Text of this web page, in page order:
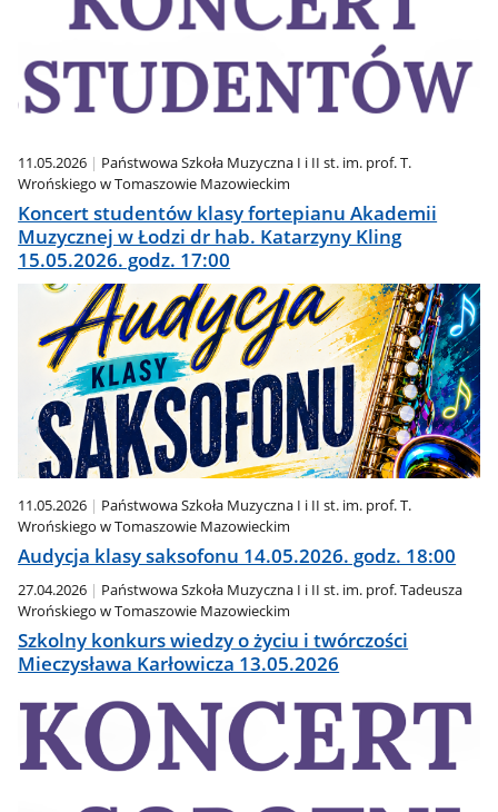
11.05.2026
Państwowa Szkoła Muzyczna I i II st. im. prof. T.
Wrońskiego w Tomaszowie Mazowieckim
Koncert studentów klasy fortepianu Akademii
Muzycznej w Łodzi dr hab. Katarzyny Kling
15.05.2026. godz. 17:00
11.05.2026
Państwowa Szkoła Muzyczna I i II st. im. prof. T.
Wrońskiego w Tomaszowie Mazowieckim
Audycja klasy saksofonu 14.05.2026. godz. 18:00
27.04.2026
Państwowa Szkoła Muzyczna I i II st. im. prof. Tadeusza
Wrońskiego w Tomaszowie Mazowieckim
Szkolny konkurs wiedzy o życiu i twórczości
Mieczysława Karłowicza 13.05.2026